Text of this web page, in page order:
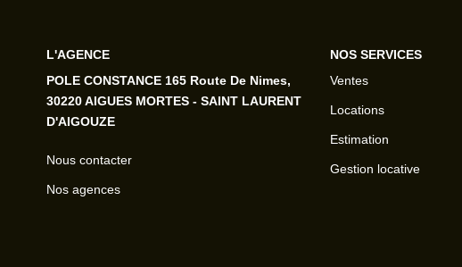
L'AGENCE
POLE CONSTANCE 165 Route De Nimes,
30220 AIGUES MORTES - SAINT LAURENT
D'AIGOUZE
Nous contacter
Nos agences
NOS SERVICES
Ventes
Locations
Estimation
Gestion locative